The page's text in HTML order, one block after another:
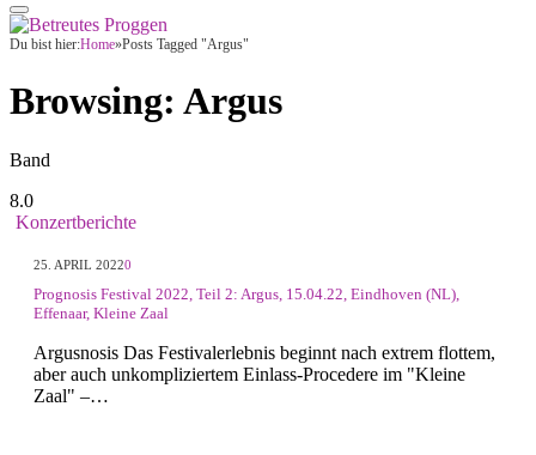
Du bist hier:Home»Posts Tagged "Argus"
Browsing: Argus
Band
8.0
Konzertberichte
25. APRIL 20220
Prognosis Festival 2022, Teil 2: Argus, 15.04.22, Eindhoven (NL),
Effenaar, Kleine Zaal
Argusnosis Das Festivalerlebnis beginnt nach extrem flottem,
aber auch unkompliziertem Einlass-Procedere im "Kleine
Zaal" –…